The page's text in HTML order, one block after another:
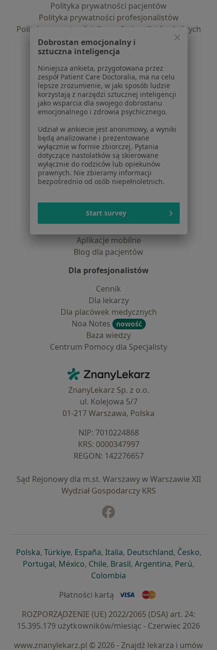
Polityka prywatności pacjentów
Polityka prywatności profesjonalistów
Polityka prywatności dla profesjonalistów, których
dane pozyskaliśmy samodzielnie
Polityka cookies
Jak działają wyniki wyszukiwania
Dostępność
O nas
Praca Rekrutujemy!
Partnerzy
Kontakt
Dla pacjentów
Lekarze
Placówki medyczne
Usługi i zabiegi
Choroby
Aplikacje mobilne
Blog dla pacjentów
Dla profesjonalistów
Cennik
Dla lekarzy
Dla placówek medycznych
Noa Notes
nowość
Baza wiedzy
Centrum Pomocy dla Specjalisty
ZnanyLekarz - Strona główna
ZnanyLekarz Sp. z o.o.
ul. Kolejowa 5/7
01-217 Warszawa, Polska
NIP: ⁠7010224868
KRS: ⁠0000347997
REGON: ⁠142276657
Sąd Rejonowy dla m.st. Warszawy w Warszawie XII
Wydział Gospodarczy KRS
Polskaotwiera się w nowej karcie
, Türkiyeotwiera się w nowej karcie
, Españaotwiera się w nowej karcie
, Italiaotwiera się w nowej
, Deutschlandotwiera się
, Česko,
Portugalotwiera się w nowej karcie
, Méxicootwiera się w nowej karcie
, Chileotwiera się w nowej karcie
, Brasilotwiera się w nowej
, Argentinaotwiera się
, Perú,
Colombia
Płatności kartą
ROZPORZĄDZENIE (UE) 2022/2065 (DSA) art. 24:
15.395.179 użytkowników/miesiąc - Czerwiec 2026
www.znanylekarz.pl © 2026 - Znajdź lekarza i umów
Dobrostan emocjonalny i
sztuczna inteligencja
Niniejsza ankieta, przygotowana przez
zespół Patient Care Doctoralia, ma na celu
lepsze zrozumienie, w jaki sposób ludzie
korzystają z narzędzi sztucznej inteligencji
jako wsparcia dla swojego dobrostanu
emocjonalnego i zdrowia psychicznego.
Udział w ankiecie jest anonimowy, a wyniki
będą analizowane i prezentowane
wyłącznie w formie zbiorczej. Pytania
dotyczące nastolatków są skierowane
wyłącznie do rodziców lub opiekunów
prawnych. Nie zbieramy informacji
bezpośrednio od osób niepełnoletnich.
Start survey